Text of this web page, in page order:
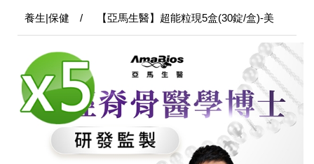
養生|保健 / 【亞馬生醫】超能粒現5盒(30錠/盒)-美